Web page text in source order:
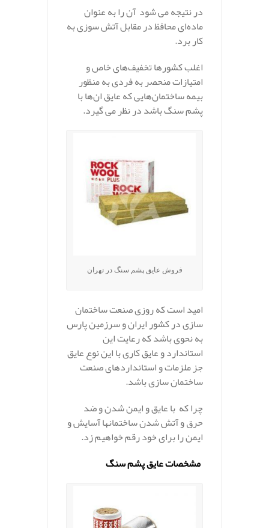
در نتیجه می شود آن را به عنوان
ماده‌ای محافظ در مقابل آتش سوزی به
کار برد.
اغلب کشورها تخفیف‌های خاص و
امتیازات منحصر به فردی به منظور
بیمه ساختمان‌هایی که عایق ان‌ها با
پشم سنگ باشد در نظر می گیرد.
فروش عایق پشم سنگ در تهران
امید است که روزی صنعت ساختمان
سازی در کشور ایران و سرزمین پارس
به نحوی باشد که رعایت این
استاندارد و عایق کاری با این نوع عایق
جز ملزمات و استانداردهای صنعت
ساختمان سازی باشد.
چرا که با عایق و ایمن شدن و ضد
حرق و آتش شدن ساختمانها آسایش و
ایمن را برای خود رقم خواهیم زد.
مشخصات عایق پشم سنگ